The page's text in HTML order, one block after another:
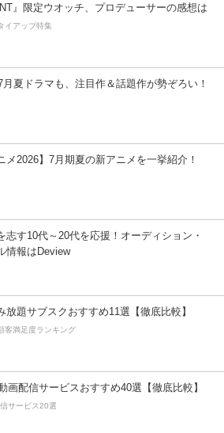
』限定ウオッチ、プロデューサーの感想は
イアップ特集
月夏ドラマも、注目作＆話題作が勢ぞろい！
メ2026】7月期夏の新アニメを一挙紹介！
志す10代～20代を応援！オーディション・
情報はDeview
放題サブスクおすすめ11選【徹底比較】
客満足度ランキング
画配信サービスおすすめ40選【徹底比較】
サービス20選